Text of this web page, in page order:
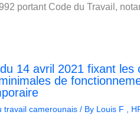
portant Code du Travail,
14 avril 2021 fixant les
de
travail camerounais/ By Louis F ,